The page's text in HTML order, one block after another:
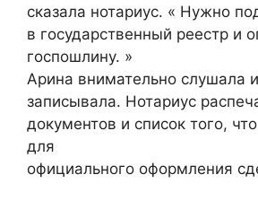
сказала нотариус. « Нужно
в государственный реестр и
госпошлину. »
Арина внимательно слушала
записывала. Нотариус
документов и список того,
для
официального оформления